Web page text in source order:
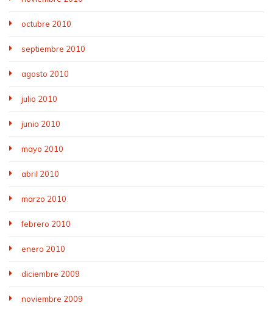
octubre 2010
septiembre 2010
agosto 2010
julio 2010
junio 2010
mayo 2010
abril 2010
marzo 2010
febrero 2010
enero 2010
diciembre 2009
noviembre 2009